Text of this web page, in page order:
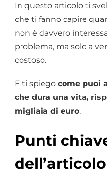
In questo articolo ti
che ti fanno capire
non è davvero
problema, ma solo a
costoso.
E ti spiego come puoi
che dura una vita,
migliaia di euro.
Punti
dell’articolo